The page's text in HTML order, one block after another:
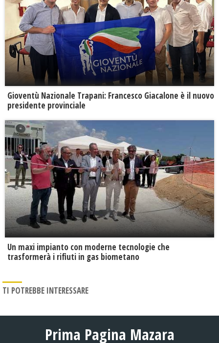
Gioventù Nazionale Trapani: Francesco Giacalone è il nuovo
presidente provinciale
Un maxi impianto con moderne tecnologie che
trasformerà i rifiuti in gas biometano
TI POTREBBE INTERESSARE
Prima Pagina Mazara